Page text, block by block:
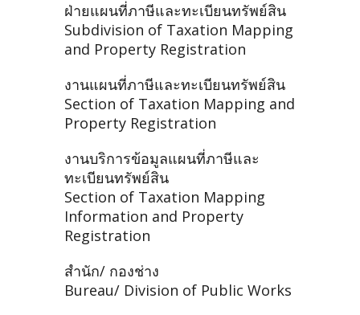
ฝ่ายแผนที่ภาษีและทะเบียนทรัพย์สิน
Subdivision of Taxation Mapping
and Property Registration
งานแผนที่ภาษีและทะเบียนทรัพย์สิน
Section of Taxation Mapping and
Property Registration
งานบริการข้อมูลแผนที่ภาษีและ
ทะเบียนทรัพย์สิน
Section of Taxation Mapping
Information and Property
Registration
สำนัก/ กองช่าง
Bureau/ Division of Public Works